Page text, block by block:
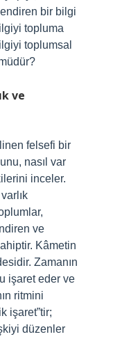
bir bilgi
topluma
toplumsal
ve
felsefi bir
nasıl var
inceler.
ve
Kâmetin
Zamanın
işaret eder ve
ritmini
işaret”tir;
düzenler